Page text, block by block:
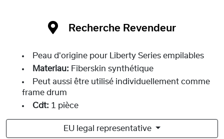
Recherche Revendeur
Peau d'origine pour Liberty Series empilables
Materiau: Fiberskin synthétique
Peut aussi être utilisé individuellement comme
frame drum
Cdt: 1 pièce
EU legal representative